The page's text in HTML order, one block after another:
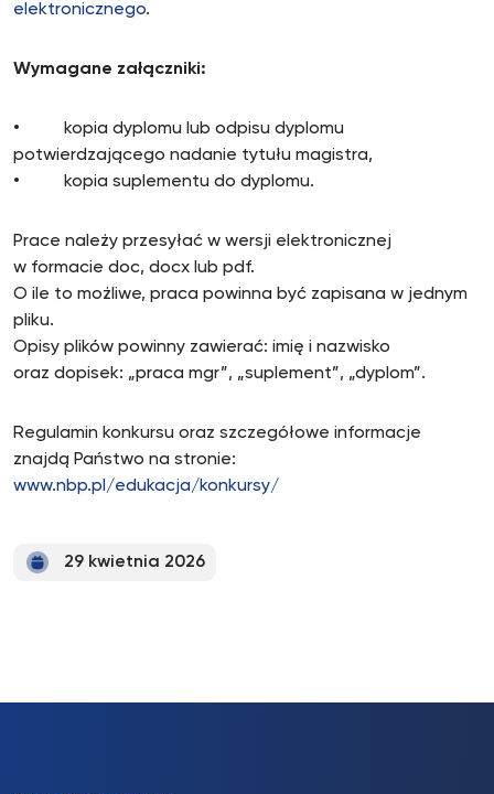
elektronicznego.
Wymagane załączniki:
• kopia dyplomu lub odpisu dyplomu
potwierdzającego nadanie tytułu magistra,
• kopia suplementu do dyplomu.
Prace należy przesyłać w wersji elektronicznej
w formacie doc, docx lub pdf.
O ile to możliwe, praca powinna być zapisana w jednym
pliku.
Opisy plików powinny zawierać: imię i nazwisko
oraz dopisek: „praca mgr”, „suplement”, „dyplom”.
Regulamin konkursu oraz szczegółowe informacje
znajdą Państwo na stronie:
www.nbp.pl/edukacja/konkursy/
29 kwietnia 2026